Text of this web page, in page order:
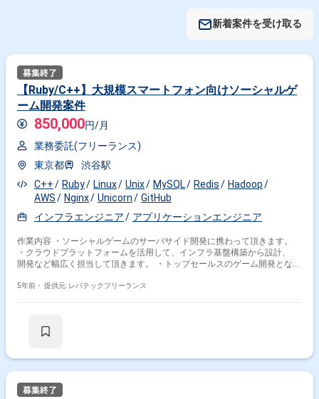
新着案件を受け取る
【Ruby/C++】大規模スマートフォン向けソーシャルゲ
ーム開発案件
850,000円/月
業務委託(フリーランス)
東京都
渋谷駅
C++
Ruby Linux Unix MySQL Redis
Hadoop
AWS
Nginx Unicorn
GitHub
インフラエンジニア
アプリケーションエンジニア
作業内容 ・ソーシャルゲームのサーバサイド開発に携わって頂きます。
・クラウドプラットフォームを活用して、インフラ基盤構築から設計、
開発など幅広く担当して頂きます。 ・トップセールスのゲーム開発となり
・マルチプレイやリアルタイム通信の対応などもございます。 ・開発手法
5年前・ 提供元: レバテックフリーランス